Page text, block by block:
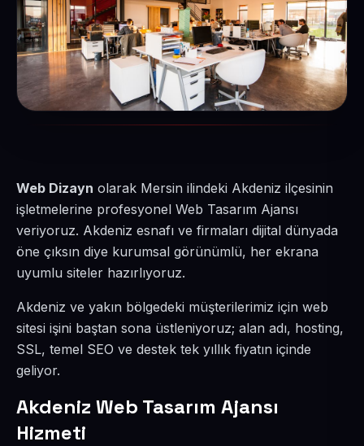
Web Dizayn olarak Mersin ilindeki Akdeniz ilçesinin
işletmelerine profesyonel Web Tasarım Ajansı
veriyoruz. Akdeniz esnafı ve firmaları dijital dünyada
öne çıksın diye kurumsal görünümlü, her ekrana
uyumlu siteler hazırlıyoruz.
Akdeniz ve yakın bölgedeki müşterilerimiz için web
sitesi işini baştan sona üstleniyoruz; alan adı, hosting,
SSL, temel SEO ve destek tek yıllık fiyatın içinde
geliyor.
Akdeniz Web Tasarım Ajansı
Hizmeti